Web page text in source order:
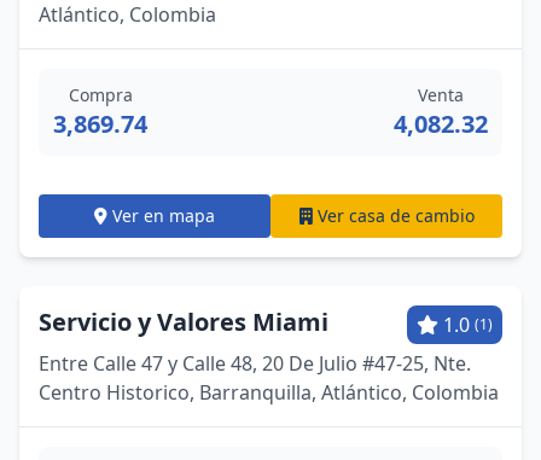
Atlántico, Colombia
Compra
3,869.74
Venta
4,082.32
Ver en mapa Ver casa de cambio
Servicio y Valores Miami 1.0 (1)
Entre Calle 47 y Calle 48, 20 De Julio #47-25, Nte.
Centro Historico, Barranquilla, Atlántico, Colombia